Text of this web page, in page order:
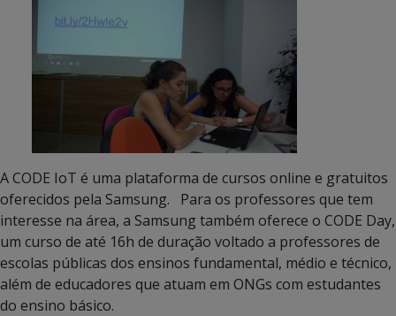
A CODE IoT é uma plataforma de cursos online e gratuitos
oferecidos pela Samsung. Para os professores que tem
interesse na área, a Samsung também oferece o CODE Day,
um curso de até 16h de duração voltado a professores de
escolas públicas dos ensinos fundamental, médio e técnico,
além de educadores que atuam em ONGs com estudantes
do ensino básico.